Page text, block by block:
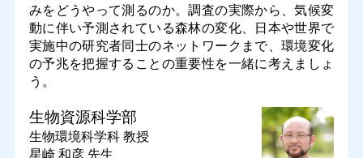
みをどうやって測るのか。調査の実際から、気候変
動に伴い予測されている森林の変化、日本や世界で
実施中の研究者同士のネットワークまで、環境変化
の予兆を把握することの重要性を一緒に考えましょ
う。
生物資源科学部
生物環境科学科 教授
星崎 和彦 先生